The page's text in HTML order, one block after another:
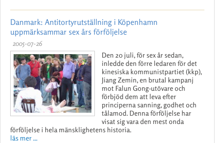
Danmark: Antitortyrutställning i Köpenhamn
uppmärksammar sex års förföljelse
2005-07-26
Den 20 juli, för sex år sedan,
inledde den förre ledaren för det
kinesiska kommunistpartiet (kkp),
Jiang Zemin, en brutal kampanj
mot Falun Gong-utövare och
förbjöd dem att leva efter
principerna sanning, godhet och
tålamod. Denna förföljelse har
visat sig vara den mest onda
förföljelse i hela mänsklighetens historia.
läs mer ...